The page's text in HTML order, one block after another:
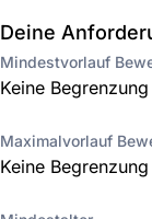
Deine
Mindestvorlauf
Keine Begrenzung
Maximalvorlauf
Keine Begrenzung